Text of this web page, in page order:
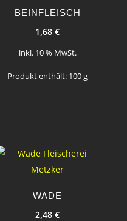
BEINFLEISCH
1,68€
inkl. 10 % MwSt.
Produkt enthält: 100g
WADE
2,48€